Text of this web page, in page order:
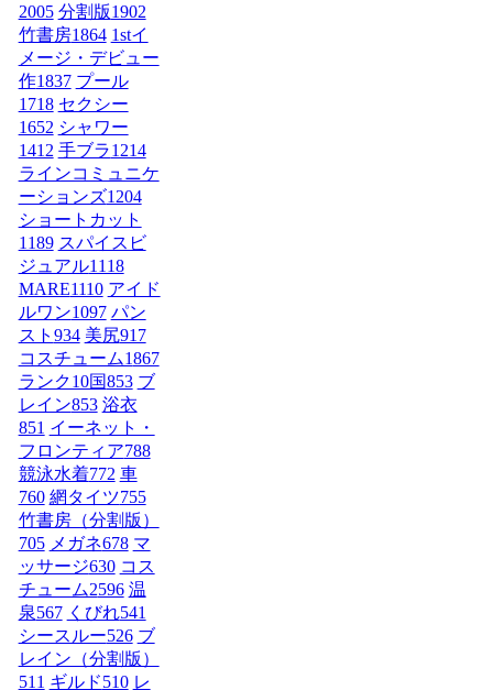
2005 分割版1902
竹書房1864 1stイ
メージ・デビュー
作1837 プール
1718 セクシー
1652 シャワー
1412 手ブラ1214
ラインコミュニケ
ーションズ1204
ショートカット
1189 スパイスビ
ジュアル1118
MARE1110 アイド
ルワン1097 パン
スト 934 美尻917
コスチューム1867
ランク10国853 ブ
レイン853 浴衣
851 イーネット・
フロンティア788
競泳水着772 車
760 網タイツ755
竹書房（分割版）
705 メガネ678 マ
ッサージ630 コス
チューム2596 温
泉567 くびれ541
シースルー526 ブ
レイン（分割版）
511 ギルド510 レ